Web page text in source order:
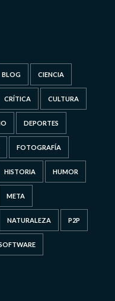
BLOG CIENCIA
CRÍTICA CULTURA
DEPORTES
FOTOGRAFÍA
HISTORIA HUMOR
META
NATURALEZA P2P